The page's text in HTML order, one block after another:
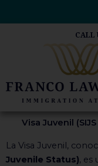
CALL
Visa Juvenil
La Visa Juvenil,
Juvenile Status), es